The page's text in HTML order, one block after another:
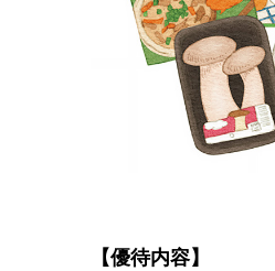
【優待内容】